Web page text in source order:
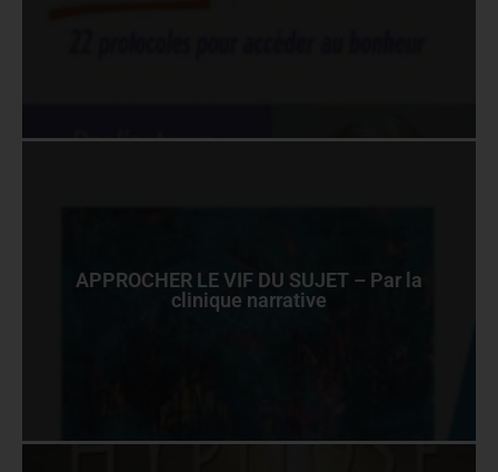
APPROCHER LE VIF DU SUJET – Par la
clinique narrative